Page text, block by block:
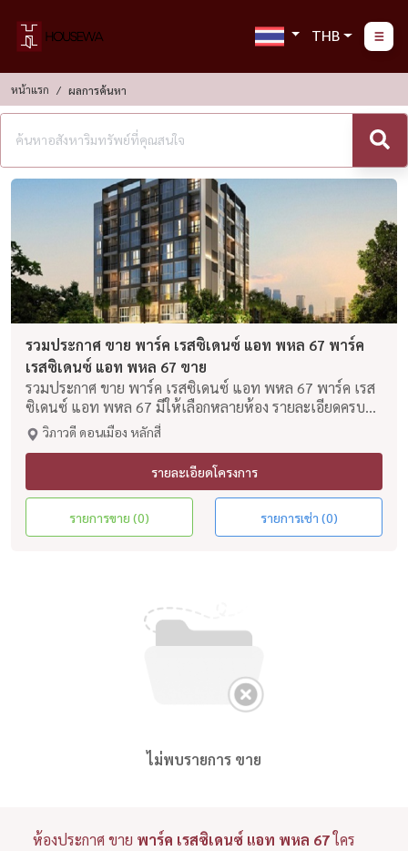
THB
หน้าแรก ผลการค้นหา
รวมประกาศ ขาย พาร์ค เรสซิเดนซ์ แอท พหล 67 พาร์ค
เรสซิเดนซ์ แอท พหล 67 ขาย
รวมประกาศ ขาย พาร์ค เรสซิเดนซ์ แอท พหล 67 พาร์ค เรส
ซิเดนซ์ แอท พหล 67 มีให้เลือกหลายห้อง รายละเอียดครบ
ค้นหาง่าย อัพเดททุกวัน
วิภาวดี ดอนเมือง หลักสี่
รายละเอียดโครงการ
รายการขาย (0) รายการเช่า (0)
ไม่พบรายการ ขาย
ห้องประกาศ ขาย พาร์ค เรสซิเดนซ์ แอท พหล 67ใคร